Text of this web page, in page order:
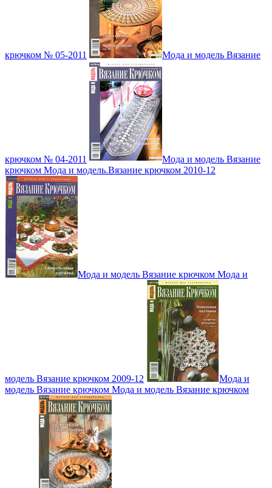
крючком № 05-2011 Мода и модель Вязание
крючком № 04-2011
Мода и модель Вязание
крючком Мода и модель.Вязание крючком 2010-12
Мода и модель Вязание крючком Мода и
модель Вязание крючком 2009-12
Мода и
модель Вязание крючком Мода и модель Вязание крючком